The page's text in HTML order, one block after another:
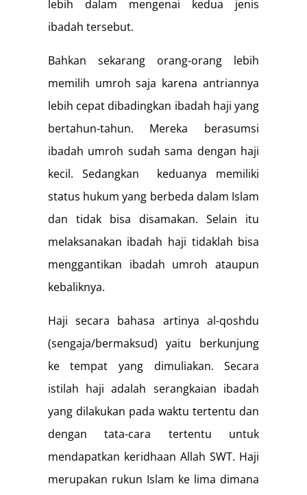
lebih dalam mengenai kedua jenis
ibadah tersebut.
Bahkan sekarang orang-orang lebih
memilih umroh saja karena antriannya
lebih cepat dibadingkan ibadah haji yang
bertahun-tahun. Mereka berasumsi
ibadah umroh sudah sama dengan haji
kecil. Sedangkan keduanya memiliki
status hukum yang berbeda dalam Islam
dan tidak bisa disamakan. Selain itu
melaksanakan ibadah haji tidaklah bisa
menggantikan ibadah umroh ataupun
kebaliknya.
Haji secara bahasa artinya al-qoshdu
(sengaja/bermaksud) yaitu berkunjung
ke tempat yang dimuliakan. Secara
istilah haji adalah serangkaian ibadah
yang dilakukan pada waktu tertentu dan
dengan tata-cara tertentu untuk
mendapatkan keridhaan Allah SWT. Haji
merupakan rukun Islam ke lima dimana